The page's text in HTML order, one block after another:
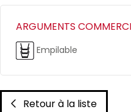
ARGUMENTS
Empilable
Retour à la liste